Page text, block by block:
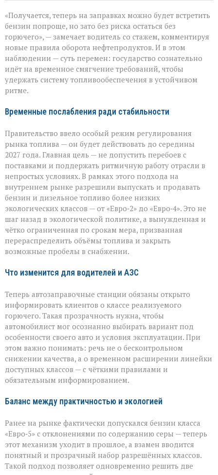
баланс:
зачем
время
смягчают
стандарты
«Получается, теперь на заправках можно будет встретить
бензин попроще, но зато без риска остаться без
горючего», — замечает водитель со стажем, комментируя
новые правила оборота нефтепродуктов. И в этом
наблюдении — суть перемен: государство сознательно
идёт на временное смягчение требований, чтобы
удержать систему топливообеспечения в устойчивом
ритме.
Временные послабления ради стабильности
Правительство ввело особый режим регулирования
рынка топлива — он будет действовать до середины
2027 года. Главная цель — не допустить перебоев с
поставками и поддержать ритмичную работу отрасли в
непростых условиях. В рамках этого подхода на
внутреннем рынке разрешили выпускать и продавать
бензин и дизельное топливо более низких
экологических классов — от «Евро‑2» до «Евро‑4». Это не
шаг назад в экологической политике, а вынужденная и
чётко ограниченная по срокам мера, призванная
перераспределить объёмы топлива и закрыть
возможные пробелы в снабжении.
Что изменится для водителей и АЗС
Теперь автозаправочные станции обязаны открыто
информировать клиентов о классе реализуемого
горючего. Такая прозрачность нужна, чтобы
автомобилист мог осознанно выбирать вариант под
особенности своего авто и условия эксплуатации. При
этом важно понимать: речь не о бесконтрольном
снижении качества, а о временном расширении линейки
доступных классов — с чёткими правилами и
обязательным информированием.
Баланс между практичностью и экологией
Ранее на рынке фактически допускался бензин класса
«Евро‑5» с отклонениями по содержанию серы — теперь
этот механизм уходит в прошлое, а взамен вводится
понятный и прозрачный набор разрешённых классов.
Такой подход позволяет одновременно решить две